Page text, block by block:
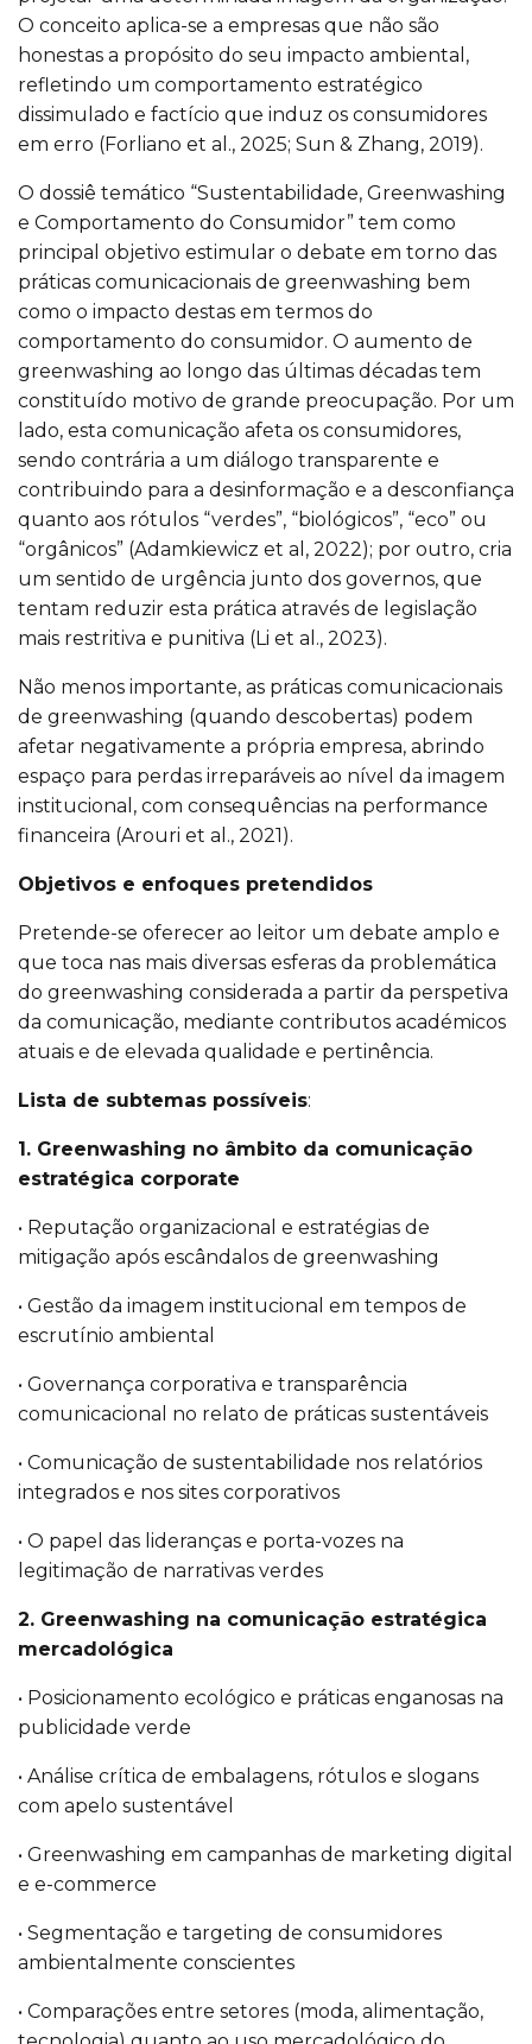
O conceito aplica-se a empresas que não são
honestas a propósito do seu impacto ambiental,
refletindo um comportamento estratégico
dissimulado e factício que induz os consumidores
em erro (Forliano et al., 2025; Sun & Zhang, 2019).
O dossiê temático “Sustentabilidade, Greenwashing
e Comportamento do Consumidor” tem como
principal objetivo estimular o debate em torno das
práticas comunicacionais de greenwashing bem
como o impacto destas em termos do
comportamento do consumidor. O aumento de
greenwashing ao longo das últimas décadas tem
constituído motivo de grande preocupação. Por um
lado, esta comunicação afeta os consumidores,
sendo contrária a um diálogo transparente e
contribuindo para a desinformação e a desconfiança
quanto aos rótulos “verdes”, “biológicos”, “eco” ou
“orgânicos” (Adamkiewicz et al, 2022); por outro, cria
um sentido de urgência junto dos governos, que
tentam reduzir esta prática através de legislação
mais restritiva e punitiva (Li et al., 2023).
Não menos importante, as práticas comunicacionais
de greenwashing (quando descobertas) podem
afetar negativamente a própria empresa, abrindo
espaço para perdas irreparáveis ao nível da imagem
institucional, com consequências na performance
financeira (Arouri et al., 2021).
Objetivos e enfoques pretendidos
Pretende-se oferecer ao leitor um debate amplo e
que toca nas mais diversas esferas da problemática
do greenwashing considerada a partir da perspetiva
da comunicação, mediante contributos académicos
atuais e de elevada qualidade e pertinência.
Lista de subtemas possíveis:
1. Greenwashing no âmbito da comunicação
estratégica corporate
• Reputação organizacional e estratégias de
mitigação após escândalos de greenwashing
• Gestão da imagem institucional em tempos de
escrutínio ambiental
• Governança corporativa e transparência
comunicacional no relato de práticas sustentáveis
• Comunicação de sustentabilidade nos relatórios
integrados e nos sites corporativos
• O papel das lideranças e porta-vozes na
legitimação de narrativas verdes
2. Greenwashing na comunicação estratégica
mercadológica
• Posicionamento ecológico e práticas enganosas na
publicidade verde
• Análise crítica de embalagens, rótulos e slogans
com apelo sustentável
• Greenwashing em campanhas de marketing digital
e e-commerce
• Segmentação e targeting de consumidores
ambientalmente conscientes
• Comparações entre setores (moda, alimentação,